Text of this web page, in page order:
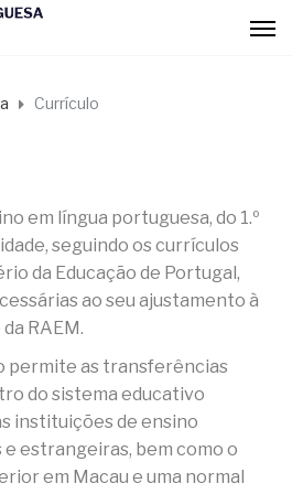
Currículo
em língua portuguesa, do 1.º
seguindo os currículos
da Educação de Portugal,
ao seu ajustamento à
RAEM.
permite as transferências
do sistema educativo
instituições de ensino
estrangeiras, bem como o
em Macau e uma normal